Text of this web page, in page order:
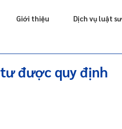
Giới thiệu Dịch vụ luật sư
được quy định